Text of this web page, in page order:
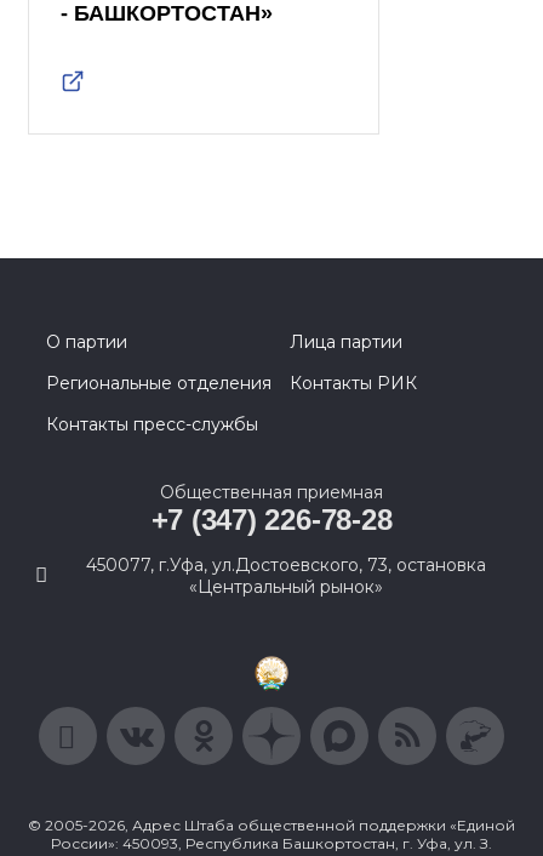
- БАШКОРТОСТАН»
О партии
Лица партии
Региональные отделения
Контакты РИК
Контакты пресс-службы
Общественная приемная
+7 (347) 226-78-28
450077, г.Уфа, ул.Достоевского, 73, остановка
«Центральный рынок»
© 2005-2026, Адрес Штаба общественной поддержки «Единой
России»: 450093, Республика Башкортостан, г. Уфа, ул. З.